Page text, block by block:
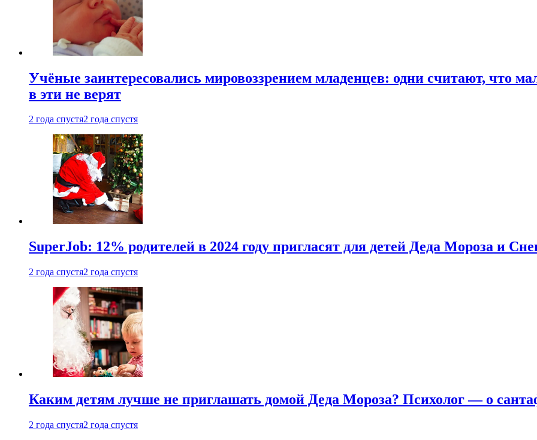
Учёные заинтересовались мировоззрением младенцев: одни считают, что
в эти не верят
2 года спустя2 года спустя
SuperJob: 12% родителей в 2024 году пригласят для детей Деда Мороза и
2 года спустя2 года спустя
Каким детям лучше не приглашать домой Деда Мороза? Психолог — о
2 года спустя2 года спустя